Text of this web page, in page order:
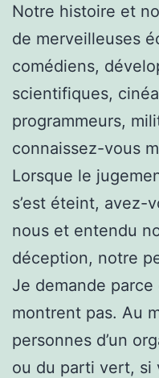
Notre histoire et
de merveilleuses
comédiens,
scientifiques,
programmeurs,
connaissez-vous
Lorsque le
s’est éteint, avez-
nous et entendu
déception, notre
Je demande
montrent pas. Au
personnes d’un
ou du parti vert, si